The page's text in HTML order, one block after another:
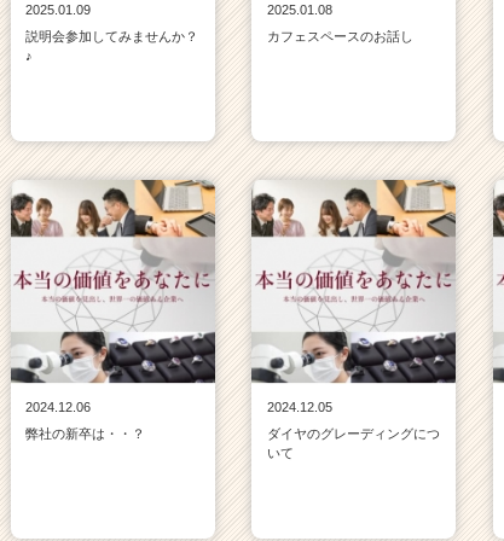
2025.01.09
説明会参加してみませんか？
♪
2025.01.08
カフェスペースのお話し
2024.12.06
弊社の新卒は・・？
2024.12.05
ダイヤのグレーディングにつ
いて